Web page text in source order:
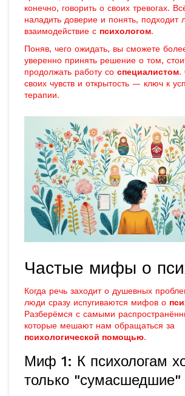
конечно, говорить о своих тревогах.
наладить доверие и понять, подходит
взаимодействие с психологом.
Поняв, чего ожидать, вы сможете
уверенно принять решение о том,
продолжать работу со специалистом.
своих чувств и открытость — ключ к
терапии.
Частые мифы о
Когда речь заходит о душевных
люди сразу испугиваются мифов о
Разберёмся с самыми
которые мешают нам обращаться за
психологической помощью.
Миф 1: К психологам
только "сумасшедшие"